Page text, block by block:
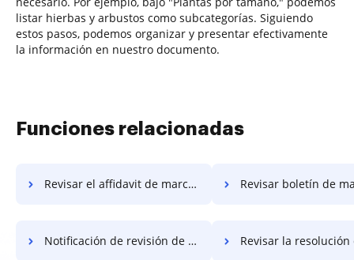
listar hierbas y arbustos como subcategorías. Siguiendo
estos pasos, podemos organizar y presentar efectivamente
la información en nuestro documento.
Funciones relacionadas
Revisar el affidavit de marcador Revisar boletín de
Notificación de revisión de marcador Revisar la resolución del